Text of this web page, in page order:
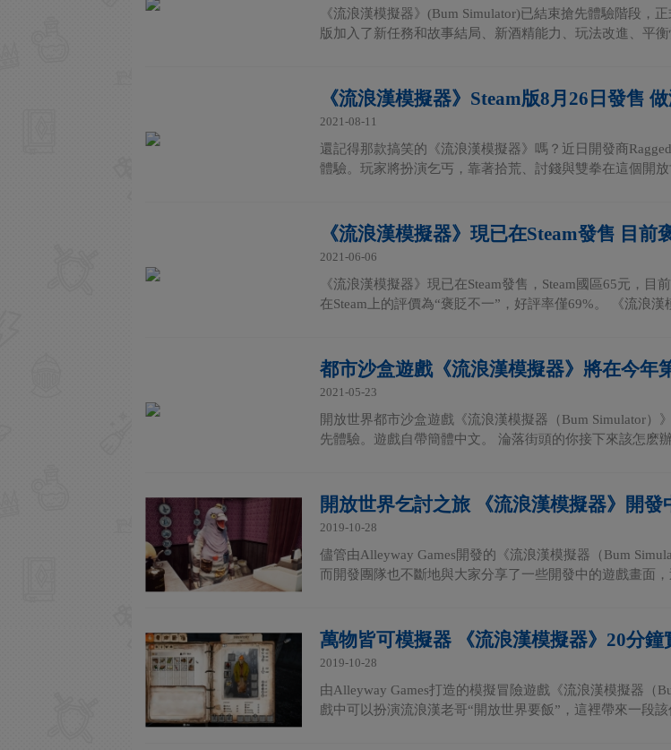
《流浪漢模擬器》(Bum Simulator)已結束搶先體驗階段，
版加入了新任務和故事結局、新酒精能力、玩法改進、平
《流浪漢模擬器》Steam版8月26日發售
2021-08-11
還記得那款搞笑的《流浪漢模擬器》嗎？近日開發商
體驗。玩家將扮演乞丐，靠著拾荒、討錢與雙拳在這個開
《流浪漢模擬器》現已在Steam發售 目前
2021-06-06
《流浪漢模擬器》現已在Steam發售，Steam國區65元，
在Steam上的評價為“褒貶不一”，好評率僅69%。 《流浪漢
都市沙盒遊戲《流浪漢模擬器》將在今年
2021-05-23
開放世界都市沙盒遊戲《流浪漢模擬器（Bum Simulator）
先體驗。遊戲自帶簡體中文。 淪落街頭的你接下來該怎麽
開放世界乞討之旅 《流浪漢模擬器》開發
2019-10-28
儘管由Alleyway Games開發的《流浪漢模擬器（Bum
而開發團隊也不斷地與大家分享了一些開發中的遊戲畫面
萬物皆可模擬器 《流浪漢模擬器》20分鐘
2019-10-28
由Alleyway Games打造的模擬冒險遊戲《流浪漢模擬器（
戲中可以扮演流浪漢老哥“開放世界要飯”，這裡帶來一段該